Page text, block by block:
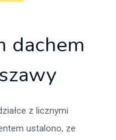
dachem
z licznymi
ustalono, ze